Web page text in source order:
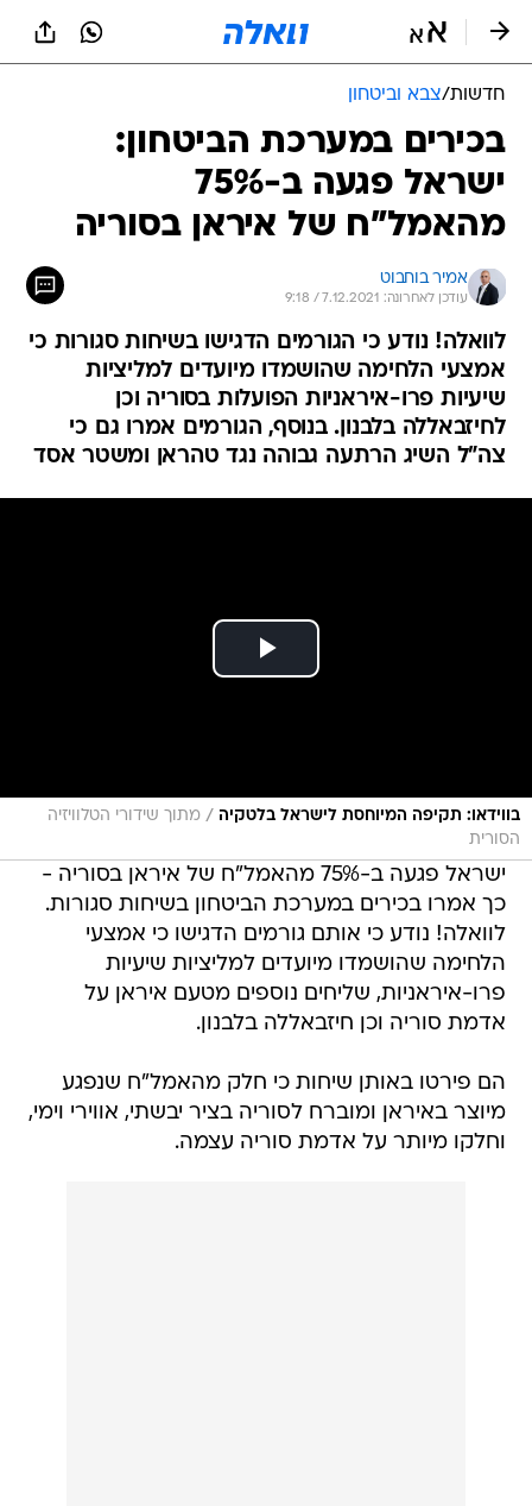
חדשות/צבא וביטחון
בכירים במערכת הביטחון:
ישראל פגעה ב-75%
מהאמל"ח של איראן בסוריה
אמיר בוחבוט
עודכן לאחרונה: 7.12.2021 / 9:18
לוואלה! נודע כי הגורמים הדגישו בשיחות סגורות כי
אמצעי הלחימה שהושמדו מיועדים למליציות
שיעיות פרו-איראניות הפועלות בסוריה וכן
לחיזבאללה בלבנון. בנוסף, הגורמים אמרו גם כי
צה"ל השיג הרתעה גבוהה נגד טהראן ומשטר אסד
בווידאו: תקיפה המיוחסת לישראל בלטקיה / מתוך שידורי הטלוויזיה
הסורית
ישראל פגעה ב-75% מהאמל"ח של איראן בסוריה -
כך אמרו בכירים במערכת הביטחון בשיחות סגורות.
לוואלה! נודע כי אותם גורמים הדגישו כי אמצעי
הלחימה שהושמדו מיועדים למליציות שיעיות
פרו-איראניות, שליחים נוספים מטעם איראן על
אדמת סוריה וכן חיזבאללה בלבנון.
הם פירטו באותן שיחות כי חלק מהאמל"ח שנפגע
מיוצר באיראן ומוברח לסוריה בציר יבשתי, אווירי וימי,
וחלקו מיותר על אדמת סוריה עצמה.